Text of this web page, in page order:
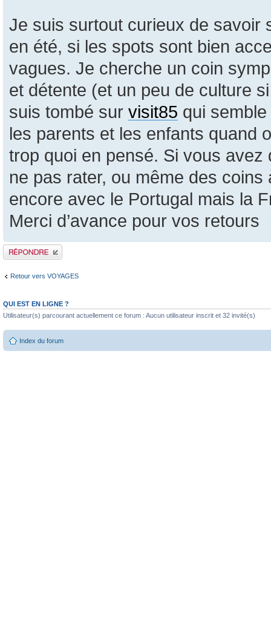
Je suis surtout curieux de savoir
en été, si les spots sont bien
vagues. Je cherche un coin
et détente (et un peu de culture
suis tombé sur visit85 qui
les parents et les enfants quand
trop quoi en pensé. Si vous
ne pas rater, ou même des coins
encore avec le Portugal mais la
Merci d’avance pour vos retours
Publier une réponse
Retour vers VOYAGES
QUI EST EN LIGNE ?
Utilisateur(s) parcourant actuellement ce forum : Aucun utilisateur inscrit et 32 invité(s)
Index du forum